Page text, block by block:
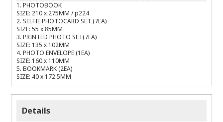
1. PHOTOBOOK
SIZE: 210 x 275MM / p224
2. SELFIE PHOTOCARD SET (7EA)
SIZE: 55 x 85MM
3. PRINTED PHOTO SET(7EA)
SIZE: 135 x 102MM
4. PHOTO ENVELOPE (1EA)
SIZE: 160 x 110MM
5. BOOKMARK (2EA)
SIZE: 40 x 172.5MM
Details